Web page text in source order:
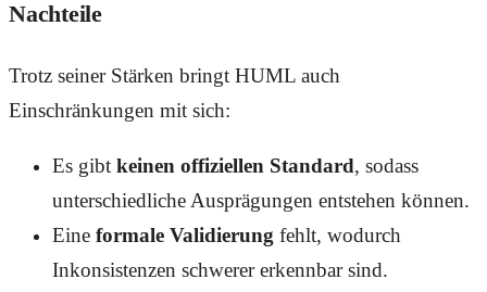
Nachteile
Trotz seiner Stärken bringt HUML auch
Einschränkungen mit sich:
Es gibt keinen offiziellen Standard, sodass
unterschiedliche Ausprägungen entstehen können.
Eine formale Validierung fehlt, wodurch
Inkonsistenzen schwerer erkennbar sind.